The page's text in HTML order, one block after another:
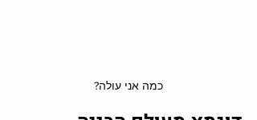
כמה אני עולה?